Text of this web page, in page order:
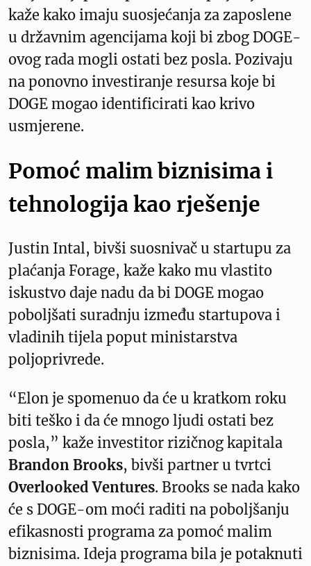
kaže kako imaju suosjećanja za zaposlene
u državnim agencijama koji bi zbog DOGE-
ovog rada mogli ostati bez posla. Pozivaju
na ponovno investiranje resursa koje bi
DOGE mogao identificirati kao krivo
usmjerene.
Pomoć malim biznisima i
tehnologija kao rješenje
Justin Intal, bivši suosnivač u startupu za
plaćanja Forage, kaže kako mu vlastito
iskustvo daje nadu da bi DOGE mogao
poboljšati suradnju između startupova i
vladinih tijela poput ministarstva
poljoprivrede.
“Elon je spomenuo da će u kratkom roku
biti teško i da će mnogo ljudi ostati bez
posla,” kaže investitor rizičnog kapitala
Brandon Brooks, bivši partner u tvrtci
Overlooked Ventures. Brooks se nada kako
će s DOGE-om moći raditi na poboljšanju
efikasnosti programa za pomoć malim
biznisima. Ideja programa bila je potaknuti